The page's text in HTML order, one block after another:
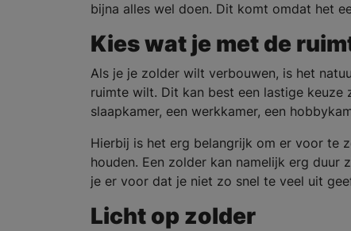
bijna alles wel doen. Dit komt omdat het
Kies wat je met de
Als je je zolder wilt verbouwen, is het
ruimte wilt. Dit kan best een lastige keuze
slaapkamer, een werkkamer, een
Hierbij is het erg belangrijk om er voor te
houden. Een zolder kan namelijk erg
je er voor dat je niet zo snel te veel uit
Licht op zolder